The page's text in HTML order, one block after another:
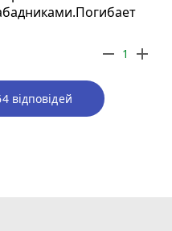
remove 1 add
відповідей